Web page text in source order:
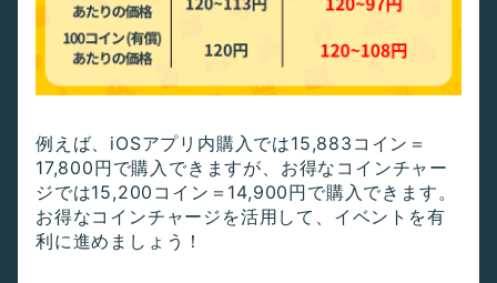
例えば、iOSアプリ内購入では15,883コイン＝
17,800円で購入できますが、お得なコインチャー
ジでは15,200コイン＝14,900円で購入できます。
お得なコインチャージを活用して、イベントを有
利に進めましょう！